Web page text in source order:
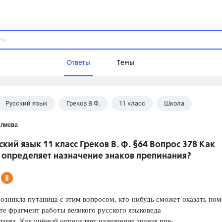
Ответы Темы
Домашнее задание
Школа
Учебники
Разумовская М.М.,
Русский язык Греков В.Ф. 11 класс Школа
язык 11 класс Греков В. Ф. §64 Вопрос 378 Как
назначение знаков препинания?
путаница с этим вопросом, кто-нибудь сможет оказать
фрагмент работы великого русского языковеда